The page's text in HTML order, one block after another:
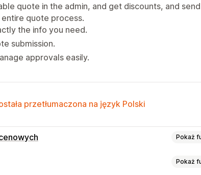
quote in the admin, and get discounts, and send
quote process.
the info you need.
submission.
approvals easily.
przetłumaczona na język Polski
Pokaż
Pokaż